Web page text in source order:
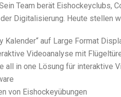
Team berät Eishockeyclubs,
Digitalisierung. Heute stellen
Kalender“ auf Large Format
Videoanalyse mit
all in one Lösung für interaktive
von Eishockeyübungen